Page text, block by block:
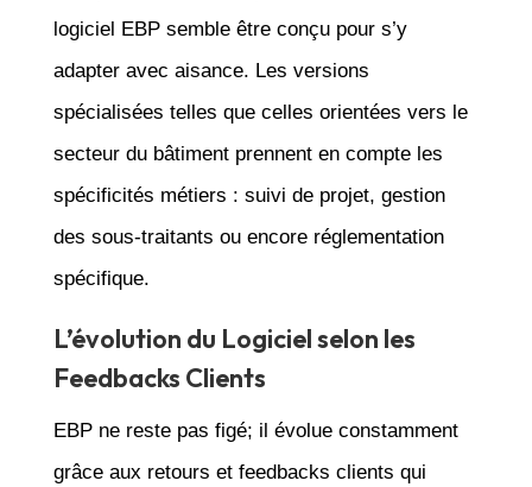
logiciel EBP semble être conçu pour s’y
adapter avec aisance. Les versions
spécialisées telles que celles orientées vers le
secteur du bâtiment prennent en compte les
spécificités métiers : suivi de projet, gestion
des sous-traitants ou encore réglementation
spécifique.
L’évolution du Logiciel selon les
Feedbacks Clients
EBP ne reste pas figé; il évolue constamment
grâce aux retours et feedbacks clients qui